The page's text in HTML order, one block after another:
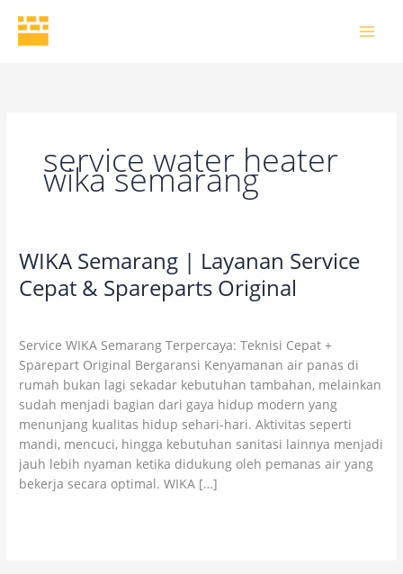
content
service water heater
wika semarang
WIKA Semarang | Layanan Service
Cepat & Spareparts Original
Service WIKA Semarang Terpercaya: Teknisi Cepat +
Sparepart Original Bergaransi Kenyamanan air panas di
rumah bukan lagi sekadar kebutuhan tambahan, melainkan
sudah menjadi bagian dari gaya hidup modern yang
menunjang kualitas hidup sehari-hari. Aktivitas seperti
mandi, mencuci, hingga kebutuhan sanitasi lainnya menjadi
jauh lebih nyaman ketika didukung oleh pemanas air yang
bekerja secara optimal. WIKA […]
WIKA
|
Cepat
&
Spareparts
Original